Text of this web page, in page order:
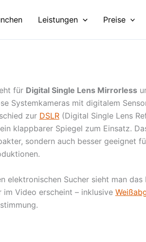
Leistungen Preise
für Digital Single Lens Mirrorless
Systemkameras mit digitalem
zur DSLR(Digital Single Lens
klappbarer Spiegel zum Einsatz.
sondern auch besser geeignet
elektronischen Sucher sieht man
im Video erscheint – inklusive